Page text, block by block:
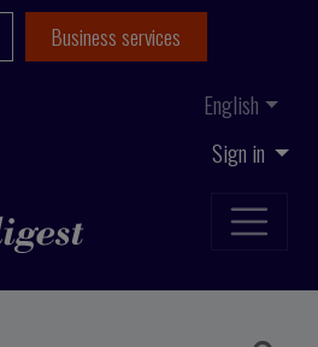
Sign in
English
Business services